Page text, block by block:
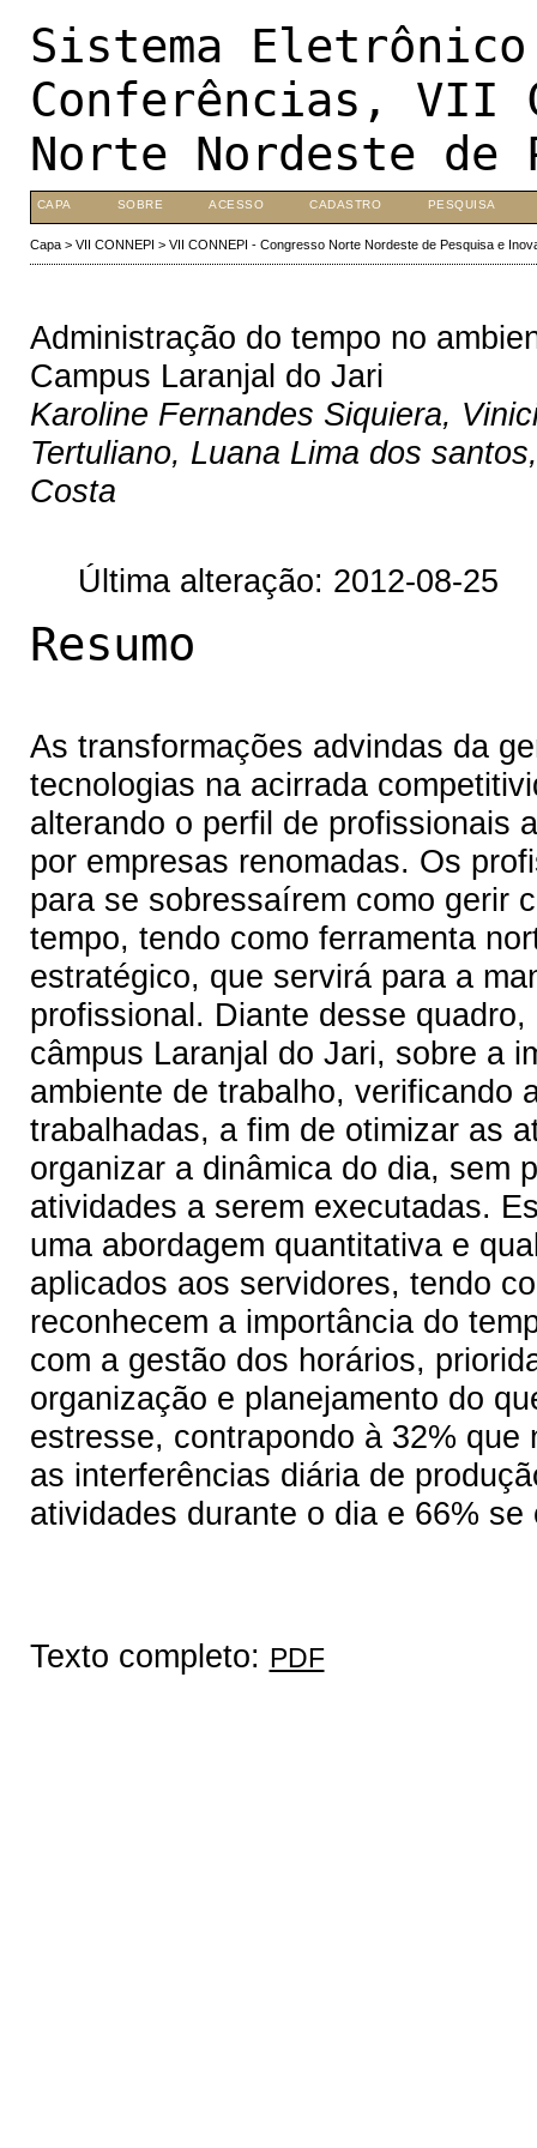
Sistema
Conferências, VII
Norte Nordeste de
CAPA SOBRE ACESSO CADASTRO PESQUISA
Capa> VII CONNEPI > VII CONNEPI - Congresso Norte Nordeste de Pesquisa e
Administração do tempo no
Campus Laranjal do Jari
Karoline Fernandes Siquiera,
Tertuliano, Luana Lima dos
Costa
Última alteração: 2012-08-25
Resumo
As transformações advindas da
tecnologias na acirrada
alterando o perfil de profissionais
por empresas renomadas. Os
para se sobressaírem como gerir
tempo, tendo como ferramenta
estratégico, que servirá para a
profissional. Diante desse
câmpus Laranjal do Jari, sobre a
ambiente de trabalho, verificando
trabalhadas, a fim de otimizar as
organizar a dinâmica do dia, sem
atividades a serem executadas.
uma abordagem quantitativa e
aplicados aos servidores, tendo
reconhecem a importância do
com a gestão dos horários,
organização e planejamento do
estresse, contrapondo à 32%
as interferências diária de
atividades durante o dia e 66%
Texto completo: PDF